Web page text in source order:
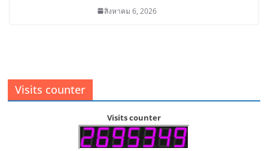
สิงหาคม 6, 2026
Visits counter
Visits counter